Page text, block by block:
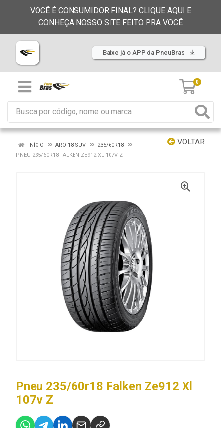
VOCÊ É CONSUMIDOR FINAL? CLIQUE AQUI E
CONHEÇA NOSSO SITE FEITO PRA VOCÊ
Baixe já o APP da PneuBras
0
VOLTAR
INÍCIO ARO 18 SUV
235/60R18
PNEU 235/60R18 FALKEN ZE912 XL 107V Z
Pneu 235/60r18 Falken Ze912 Xl
107v Z